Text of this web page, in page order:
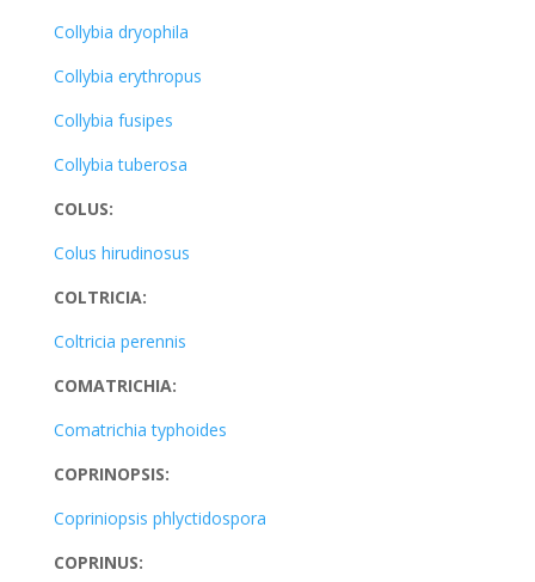
Collybia dryophila
Collybia erythropus
Collybia fusipes
Collybia tuberosa
COLUS:
Colus hirudinosus
COLTRICIA:
Coltricia perennis
COMATRICHIA:
Comatrichia typhoides
COPRINOPSIS:
Copriniopsis phlyctidospora
COPRINUS: